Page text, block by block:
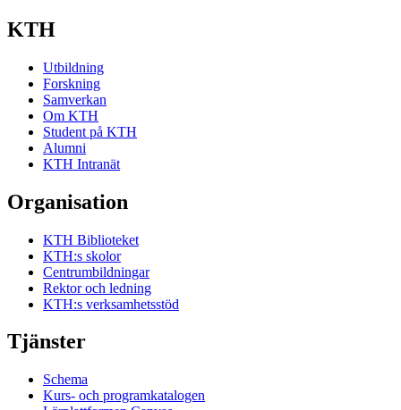
KTH
Utbildning
Forskning
Samverkan
Om KTH
Student på KTH
Alumni
KTH Intranät
Organisation
KTH Biblioteket
KTH:s skolor
Centrumbildningar
Rektor och ledning
KTH:s verksamhetsstöd
Tjänster
Schema
Kurs- och programkatalogen